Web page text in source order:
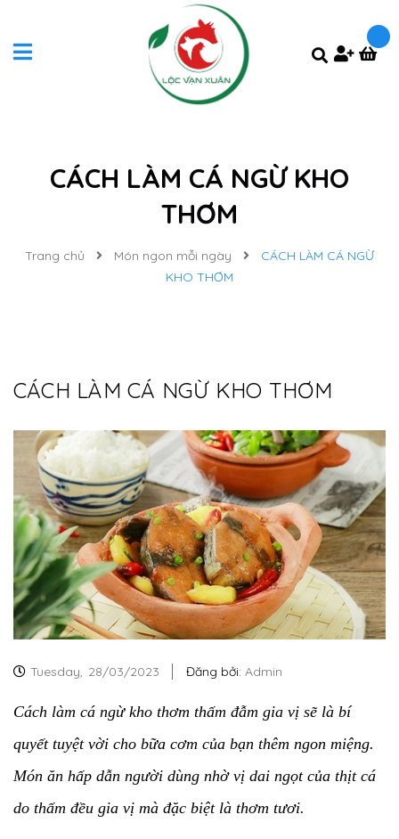
CÁCH LÀM CÁ NGỪ KHO
THƠM
Trang chủ Món ngon mỗi ngày
CÁCH LÀM CÁ NGỪ
KHO THƠM
CÁCH LÀM CÁ NGỪ KHO THƠM
Tuesday, 28/03/2023 Đăng bởi: Admin
Cách làm cá ngừ kho thơm thấm đẫm gia vị sẽ là bí
quyết tuyệt vời cho bữa cơm của bạn thêm ngon miệng.
Món ăn hấp dẫn người dùng nhờ vị dai ngọt của thịt cá
do thấm đều gia vị mà đặc biệt là thơm tươi.